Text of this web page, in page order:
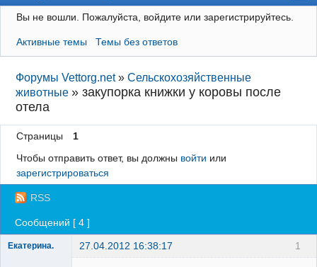
Главная
Пользователи
Правила
Поиск
Регистрация
Вы не вошли. Пожалуйста, войдите или зарегистрируйтесь.
Активные темы Темы без ответов
Форумы Vettorg.net »Сельскохозяйственные
животные »закупорка книжки у коровы после
отела
Страницы
1
Чтобы отправить ответ, вы должны войти или
зарегистрироваться
RSS
Сообщений [ 4 ]
1
Екатерина. 27.04.2012 16:38:17
Зарегистрированный